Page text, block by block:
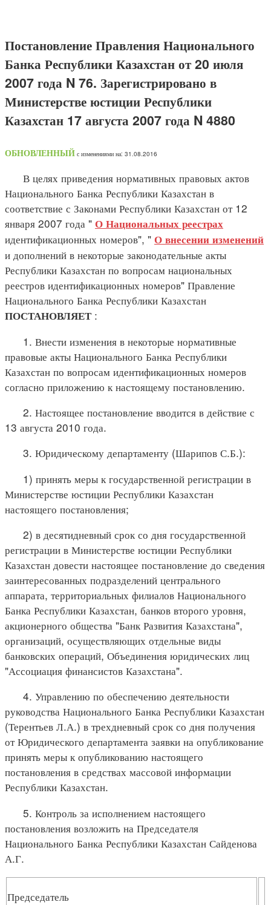
Постановление Правления Национального
Банка Республики Казахстан от 20 июля
2007 года N 76. Зарегистрировано в
Министерстве юстиции Республики
Казахстан 17 августа 2007 года N 4880
ОБНОВЛЕННЫЙ с изменениями на: 31.08.2016
В целях приведения нормативных правовых актов
Национального Банка Республики Казахстан в
соответствие с Законами Республики Казахстан от 12
января 2007 года " О Национальных реестрах
идентификационных номеров", " О внесении изменений
и дополнений в некоторые законодательные акты
Республики Казахстан по вопросам национальных
реестров идентификационных номеров" Правление
Национального Банка Республики Казахстан
ПОСТАНОВЛЯЕТ :
1. Внести изменения в некоторые нормативные
правовые акты Национального Банка Республики
Казахстан по вопросам идентификационных номеров
согласно приложению к настоящему постановлению.
2. Настоящее постановление вводится в действие с
13 августа 2010 года.
3. Юридическому департаменту (Шарипов С.Б.):
1) принять меры к государственной регистрации в
Министерстве юстиции Республики Казахстан
настоящего постановления;
2) в десятидневный срок со дня государственной
регистрации в Министерстве юстиции Республики
Казахстан довести настоящее постановление до сведения
заинтересованных подразделений центрального
аппарата, территориальных филиалов Национального
Банка Республики Казахстан, банков второго уровня,
акционерного общества "Банк Развития Казахстана",
организаций, осуществляющих отдельные виды
банковских операций, Объединения юридических лиц
"Ассоциация финансистов Казахстана".
4. Управлению по обеспечению деятельности
руководства Национального Банка Республики Казахстан
(Терентьев Л.А.) в трехдневный срок со дня получения
от Юридического департамента заявки на опубликование
принять меры к опубликованию настоящего
постановления в средствах массовой информации
Республики Казахстан.
5. Контроль за исполнением настоящего
постановления возложить на Председателя
Национального Банка Республики Казахстан Сайденова
А.Г.
Председатель